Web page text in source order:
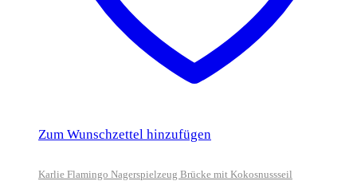
Zum Wunschzettel hinzufügen
Karlie Flamingo Nagerspielzeug Brücke mit Kokosnussseil